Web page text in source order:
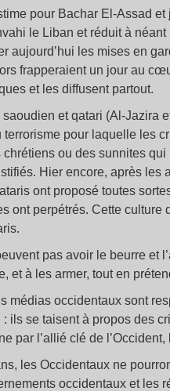
pour Bachar El-Assad
le Liban et réduit à
aujourd’hui les mises en
frapperaient un jour au
et les diffusent partout.
et qatari (Al-Jazira
terrorisme pour laquelle les
ou des sunnites
Hier encore, après
ont proposé toutes
ont perpétrés. Cette
pas avoir le beurre et
et à les armer, tout en
médias occidentaux sont
ils se taisent à propos des
par l’allié clé de l’Occident,
les Occidentaux ne
occidentaux et les